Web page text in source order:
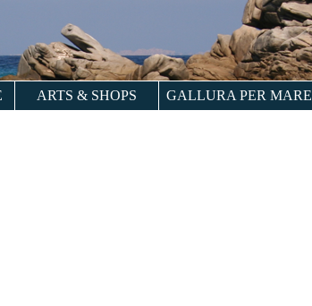
ARTS & SHOPS GALLURA PER MARE